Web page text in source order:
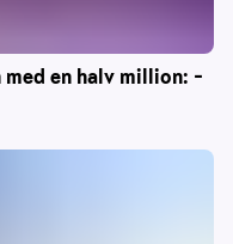
en halv million: –